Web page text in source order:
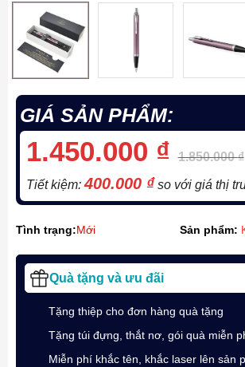
GIÁ SẢN PHẨM:
1.450.000 ₫ 1.850.000₫
Tiết kiệm:400.000 ₫so với giá thị
Tình trạng:Mới Sản phẩm:
Quà tặng và ưu đãi
Tặng thiệp cho đơn hàng quà tặng
Tặng túi đựng, thắt nơ, gói quà miễn
Miễn phí khắc tên, khắc laser lên sản